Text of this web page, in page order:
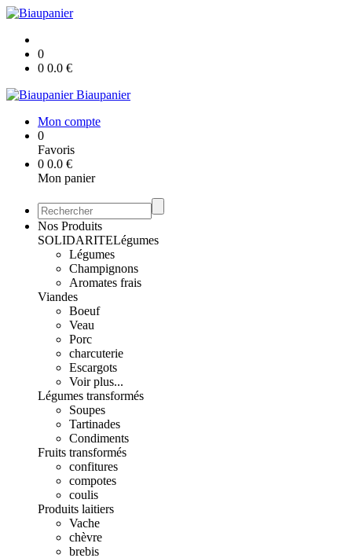
0
0 0.0 €
Biaupanier
Mon compte
0
Favoris
0 0.0 €
Mon panier
Nos Produits
SOLIDARITELégumes
Légumes
Champignons
Aromates frais
Viandes
Boeuf
Veau
Porc
charcuterie
Escargots
Voir plus...
Légumes transformés
Soupes
Tartinades
Condiments
Fruits transformés
confitures
compotes
coulis
Produits laitiers
Vache
chèvre
brebis